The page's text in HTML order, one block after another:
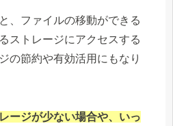
、ファイルの移動ができる
ストレージにアクセスする
の節約や有効活用にもなり
ージが少ない場合や、いっ